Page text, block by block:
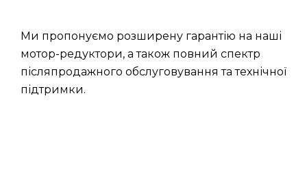
Ми пропонуємо розширену гарантію на наші
мотор-редуктори, а також повний спектр
післяпродажного обслуговування та технічної
підтримки.